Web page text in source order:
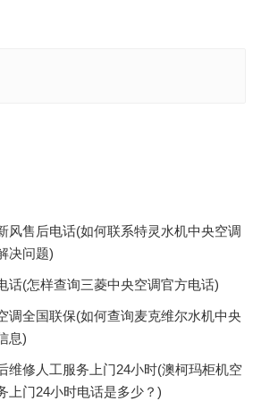
风售后电话(如何联系特灵水机中央空调
决问题)
话(怎样查询三菱中央空调官方电话)
调全国联保(如何查询麦克维尔水机中央
息)
维修人工服务上门24小时(澳柯玛柜机空
上门24小时电话是多少？)